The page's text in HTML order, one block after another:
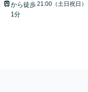
から徒歩
1分
21:00（土日祝日）